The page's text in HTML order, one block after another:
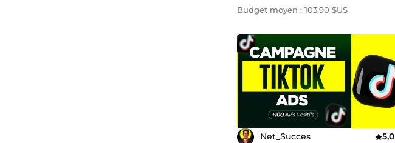
Budget moyen : 103,90 $US
Net_Succes 5,0